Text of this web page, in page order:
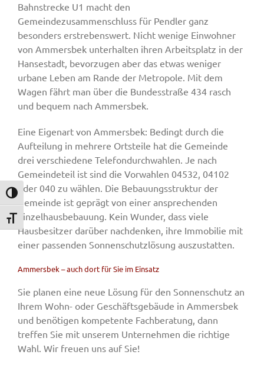
Umschalten auf hohe Kontraste
Schrift vergrößern
Bahnstrecke U1 macht den
Gemeindezusammenschluss für Pendler ganz
besonders erstrebenswert. Nicht wenige Einwohner
von Ammersbek unterhalten ihren Arbeitsplatz in der
Hansestadt, bevorzugen aber das etwas weniger
urbane Leben am Rande der Metropole. Mit dem
Wagen fährt man über die Bundesstraße 434 rasch
und bequem nach Ammersbek.
Eine Eigenart von Ammersbek: Bedingt durch die
Aufteilung in mehrere Ortsteile hat die Gemeinde
drei verschiedene Telefondurchwahlen. Je nach
Gemeindeteil ist sind die Vorwahlen 04532, 04102
oder 040 zu wählen. Die Bebauungsstruktur der
Gemeinde ist geprägt von einer ansprechenden
Einzelhausbebauung. Kein Wunder, dass viele
Hausbesitzer darüber nachdenken, ihre Immobilie mit
einer passenden Sonnenschutzlösung auszustatten.
Ammersbek – auch dort für Sie im Einsatz
Sie planen eine neue Lösung für den Sonnenschutz an
Ihrem Wohn- oder Geschäftsgebäude in Ammersbek
und benötigen kompetente Fachberatung, dann
treffen Sie mit unserem Unternehmen die richtige
Wahl. Wir freuen uns auf Sie!